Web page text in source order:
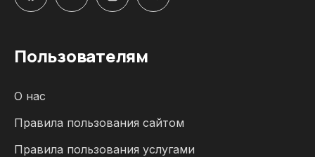
Пользователям
О нас
Правила пользования сайтом
Правила пользования услугами